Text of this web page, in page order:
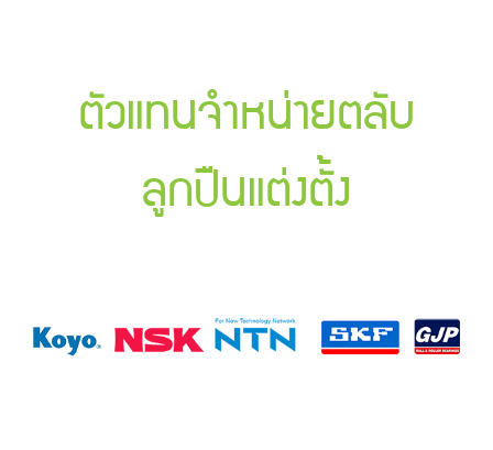
ตัวแทนจำหน่ายตลับ
ลูกปืนแต่งตั้ง